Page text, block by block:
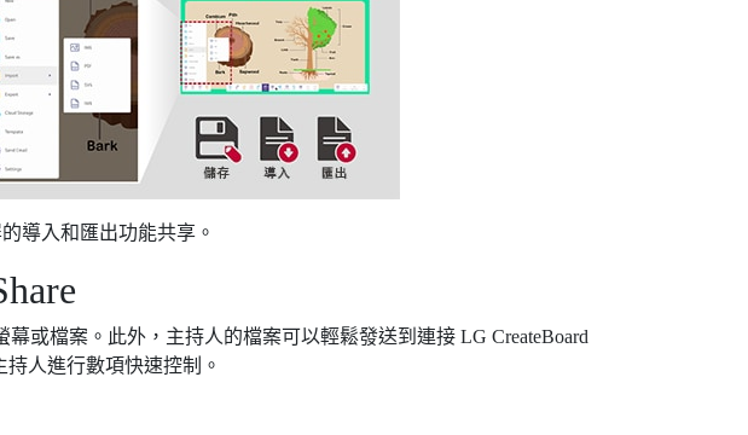
導入和匯出功能共享。
或檔案。此外，主持人的檔案可以輕鬆發送到連接 LG CreateBoard
持人進行數項快速控制。